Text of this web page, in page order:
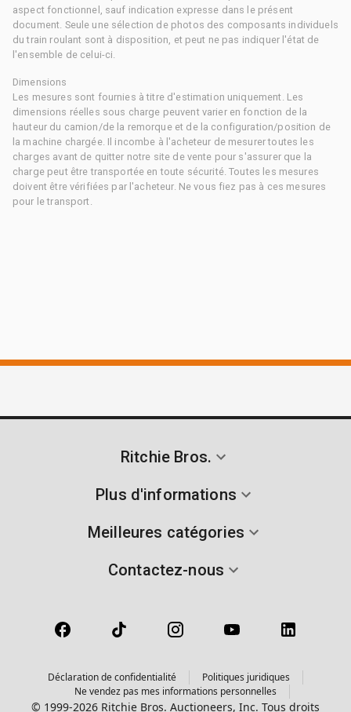
aspect fonctionnel, sauf indication expresse dans le présent
document. Seule une sélection de photos des composants individuels
du train roulant sont à disposition, et peut ne pas indiquer l'état de
l'ensemble de celui-ci.
Dimensions
Les mesures sont fournies à titre d'estimation uniquement. Les
dimensions réelles sous charge peuvent varier en fonction de la
hauteur du camion/de la remorque et de la configuration/position de
la machine chargée. Il incombe à l'acheteur de mesurer toutes les
charges avant de quitter notre site de vente pour s'assurer que la
charge peut être transportée en toute sécurité. Toutes les mesures
doivent être vérifiées par l'acheteur. Ne vous fiez pas à ces mesures
pour le transport.
Ritchie Bros.
Plus d'informations
Meilleures catégories
Contactez-nous
Déclaration de confidentialité
Politiques juridiques
Ne vendez pas mes informations personnelles
© 1999-2026 Ritchie Bros. Auctioneers, Inc. Tous droits